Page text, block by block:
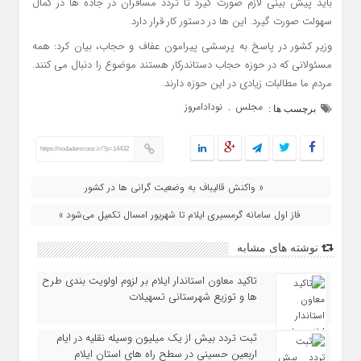
سهولت صورت گیرد. این ها در دستور کار قرار دارد.
وزیر کشور در پاسخ به پرسشی پیرامون عفاف و حجاب، بیان کرد: همه
مسئولانی که در حوزه حجاب دستاندرکار هستند موضوع را دنبال می کنند.
مردم ما مطالبات زیادی در این حوزه دارند.
برچسب ها : مجلس , نودادامروز
https://nodademrooz.ir/?p=14432
« واکنش قالیباف به وضعیت گرانی ها در کشور
فاز اول سامانه گرمسیری ایلام تا شهریور امسال تکمیل می‌شود »
نوشته های مشابه
تاکید معاون استاندار ایلام بر لزوم اولویت‌ بندی طرح‌
ها و توزیع شهرستانی تسهیلات
ثبت تردد بیش از یک میلیون وسیله نقلیه در ایام
اربعین حسینی در سطح راه‌ های استان ایلام